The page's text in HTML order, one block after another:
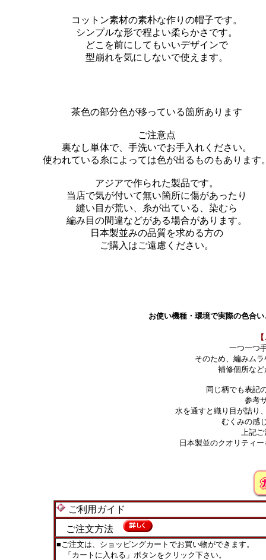
コットン素材の素朴な作りの帽子です。
シンプルな形で程よい柔らかさです。
どこを前にしてもいいデザインで
型崩れを気にしないで使えます。
茶色の部分色が移っている箇所あります
ご注意点
裏なし単体で、手洗いでお手入れください。
使われている糸によっては色が出るものもあります
アジアで作られた製品です。
当店で気が付いて無い箇所に傷があったり
縫い目が荒い、糸が出ている、染むら
編み目の間違などがある場合があります。
日本製並みの品質を求める方の
ご購入はご遠慮ください。
お使い機種・環境で実際の色合
一つ一つ
そのため、編みム
補修個所な
同じ柄でも表記
参考
水を通すと織り目が詰り
むくみの感
上記ご
日本製並のクオリティ
ご利用ガイド
ご注文方法
■ご注文は、ショッピングカートでお買い物ができます。
「カートに入れる」ボタンをクリック下さい。